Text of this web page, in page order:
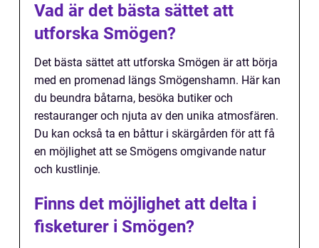
Vad är det bästa sättet att
utforska Smögen?
Det bästa sättet att utforska Smögen är att börja
med en promenad längs Smögenshamn. Här kan
du beundra båtarna, besöka butiker och
restauranger och njuta av den unika atmosfären.
Du kan också ta en båttur i skärgården för att få
en möjlighet att se Smögens omgivande natur
och kustlinje.
Finns det möjlighet att delta i
fisketurer i Smögen?